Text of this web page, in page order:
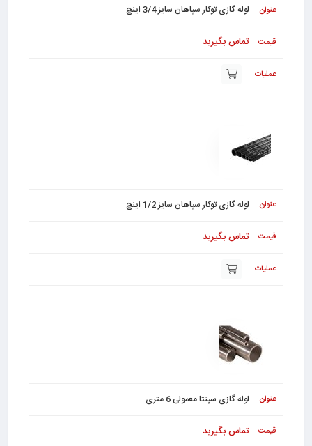
لوله گازی توکار سپاهان سایز 3/4 اینچ
تماس بگیرید
لوله گازی توکار سپاهان سایز 1/2 اینچ
تماس بگیرید
لوله گازی سپنتا معمولی 6 متری
تماس بگیرید